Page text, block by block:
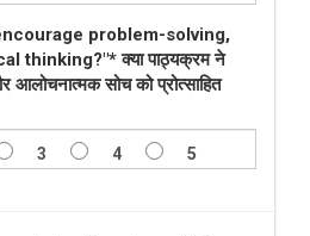
problem-solving,
thinking?"* क्या पाठ्यक्रम ने
आलोचनात्मक सोच को प्रोत्साहित
3 4 5